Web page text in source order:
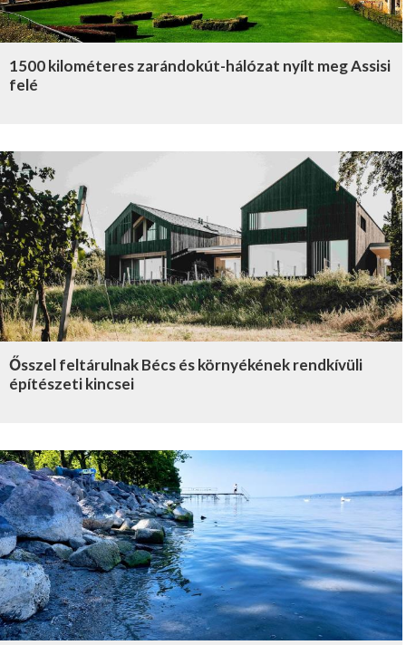
1500 kilométeres zarándokút-hálózat nyílt meg Assisi
felé
Ősszel feltárulnak Bécs és környékének rendkívüli
építészeti kincsei